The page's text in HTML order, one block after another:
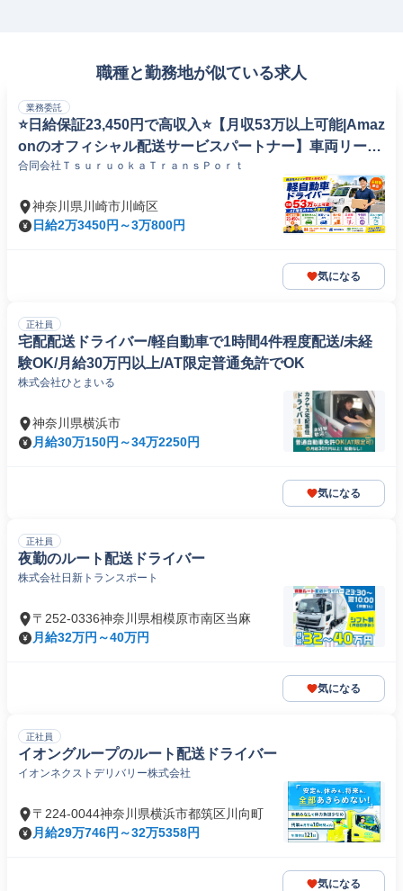
職種と勤務地が似ている求人
業務委託
⭐️日給保証23,450円で高収入⭐️【月収53万以上可能|Amaz
onのオフィシャル配送サービスパートナー】車両リース
初月無料|ロイヤリティなしでしっかり稼ぐ
合同会社ＴｓｕｒｕｏｋａＴｒａｎｓＰｏｒｔ
神奈川県川崎市川崎区
日給2万3450円～3万800円
気になる
正社員
宅配配送ドライバー/軽自動車で1時間4件程度配送/未経
験OK/月給30万円以上/AT限定普通免許でOK
株式会社ひとまいる
神奈川県横浜市
月給30万150円～34万2250円
気になる
正社員
夜勤のルート配送ドライバー
株式会社日新トランスポート
〒252-0336神奈川県相模原市南区当麻
月給32万円～40万円
気になる
正社員
イオングループのルート配送ドライバー
イオンネクストデリバリー株式会社
〒224-0044神奈川県横浜市都筑区川向町
月給29万746円～32万5358円
気になる